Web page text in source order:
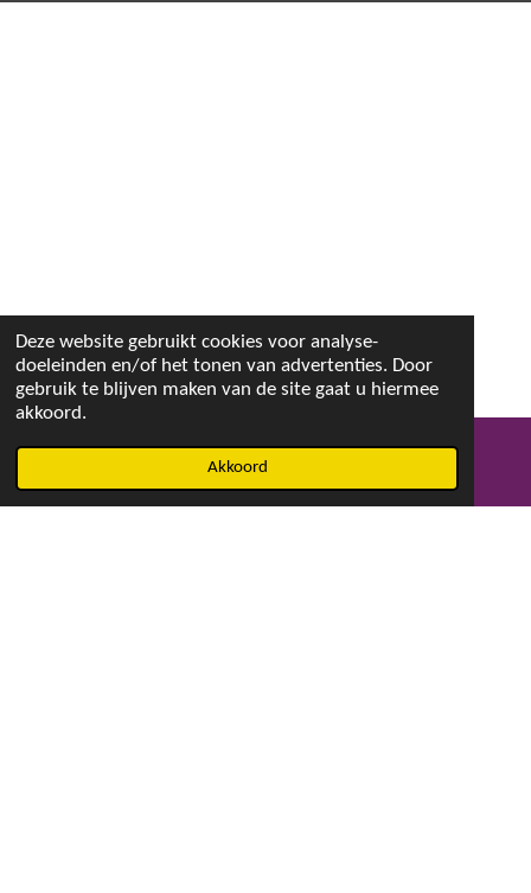
Deze website gebruikt cookies voor analyse-
doeleinden en/of het tonen van advertenties. Door
gebruik te blijven maken van de site gaat u hiermee
akkoord.
Akkoord